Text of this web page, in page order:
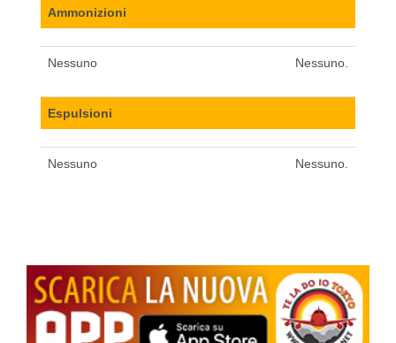
Ammonizioni
Nessuno Nessuno.
Espulsioni
Nessuno Nessuno.